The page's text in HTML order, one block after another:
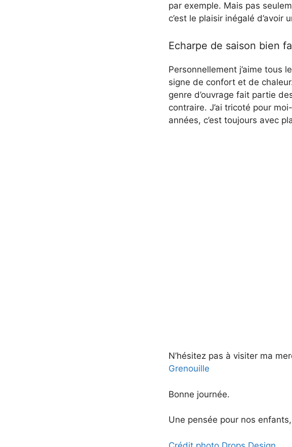
par exemple. Mais pas
c’est le plaisir inégalé d’avoir
Echarpe de saison bien
Personnellement j’aime tous
signe de confort et de
genre d’ouvrage fait partie
contraire. J’ai tricoté pour
années, c’est toujours avec
N’hésitez pas à visiter ma
Grenouille
Bonne journée.
Une pensée pour nos